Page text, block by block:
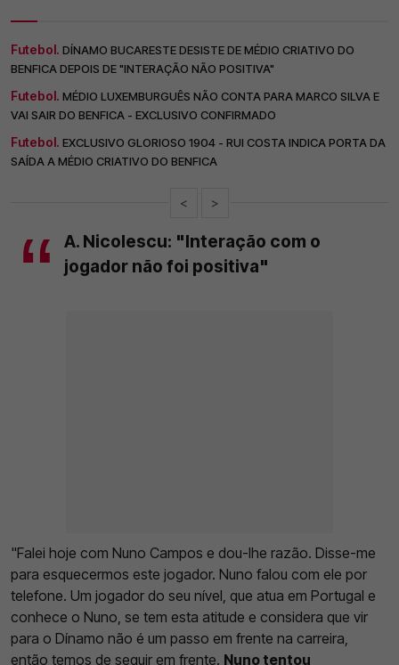
Futebol. DÍNAMO BUCARESTE DESISTE DE MÉDIO CRIATIVO DO
BENFICA DEPOIS DE "INTERAÇÃO NÃO POSITIVA"
Futebol. MÉDIO LUXEMBURGUÊS NÃO CONTA PARA MARCO SILVA E
VAI SAIR DO BENFICA - EXCLUSIVO CONFIRMADO
Futebol. EXCLUSIVO GLORIOSO 1904 - RUI COSTA INDICA PORTA DA
SAÍDA A MÉDIO CRIATIVO DO BENFICA
< >
A. Nicolescu: "Interação com o
jogador não foi positiva"
"Falei hoje com Nuno Campos e dou-lhe razão. Disse-me
para esquecermos este jogador. Nuno falou com ele por
telefone. Um jogador do seu nível, que atua em Portugal e
conhece o Nuno, se tem esta atitude e considera que vir
para o Dínamo não é um passo em frente na carreira,
então temos de seguir em frente. Nuno tentou